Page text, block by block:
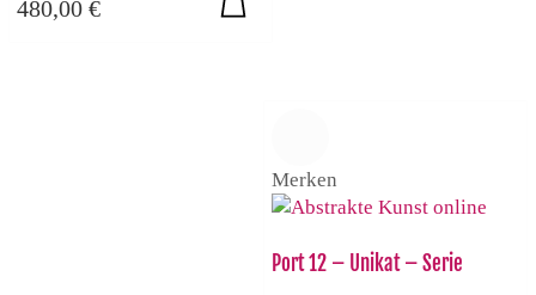
480,00 €
Merken
Port 12 – Unikat – Serie